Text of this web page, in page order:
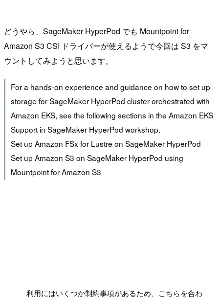
どうやら、SageMaker HyperPod でも Mountpoint for
Amazon S3 CSI ドライバーが使えるようで今回は S3 をマ
ウントしてみようと思います。
For a hands-on experience and guidance on how to set up
storage for SageMaker HyperPod cluster orchestrated with
Amazon EKS, see the following sections in the Amazon EKS
Support in SageMaker HyperPod workshop.
Set up Amazon FSx for Lustre on SageMaker HyperPod
Set up Amazon S3 on SageMaker HyperPod using
Mountpoint for Amazon S3
利用にはいくつか制約事項があるため、こちらを合わ